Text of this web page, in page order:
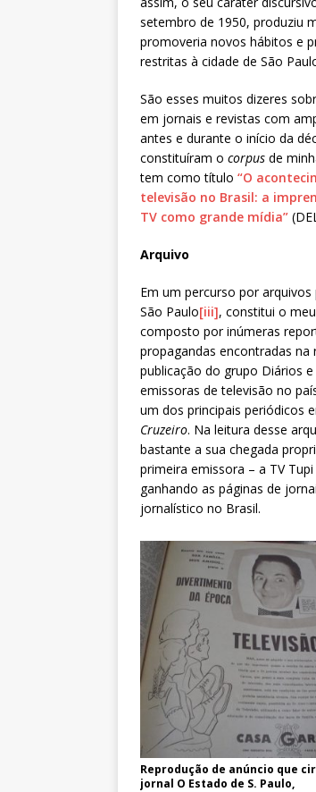
setembro de 1950, produziu
promoveria novos hábitos e
restritas à cidade de São
São esses muitos dizeres
em jornais e revistas com
antes e durante o início da
constituíram o corpus de
tem como título “O
televisão no Brasil: a
TV como grande mídia”
Arquivo
Em um percurso por
São Paulo[iii], constitui o
composto por inúmeras
propagandas encontradas na
publicação do grupo Diários
emissoras de televisão no
um dos principais periódicos
Cruzeiro. Na leitura desse
bastante a sua chegada
primeira emissora – a TV
ganhando as páginas de
jornalístico no Brasil.
Reprodução de anúncio que
jornal O Estado de S. Paulo,